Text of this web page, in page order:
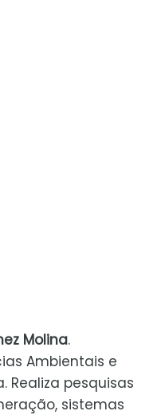
Molina.
Ambientais e
Realiza pesquisas
sistemas